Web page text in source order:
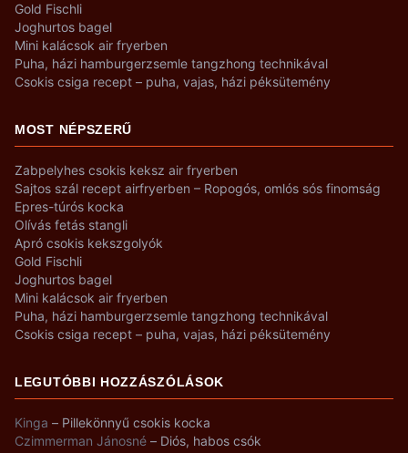
Gold Fischli
Joghurtos bagel
Mini kalácsok air fryerben
Puha, házi hamburgerzsemle tangzhong technikával
Csokis csiga recept – puha, vajas, házi péksütemény
MOST NÉPSZERŰ
Zabpelyhes csokis keksz air fryerben
Sajtos szál recept airfryerben – Ropogós, omlós sós finomság
Epres-túrós kocka
Olívás fetás stangli
Apró csokis kekszgolyók
Gold Fischli
Joghurtos bagel
Mini kalácsok air fryerben
Puha, házi hamburgerzsemle tangzhong technikával
Csokis csiga recept – puha, vajas, házi péksütemény
LEGUTÓBBI HOZZÁSZÓLÁSOK
Kinga – Pillekönnyű csokis kocka
Czimmerman Jánosné – Diós, habos csók